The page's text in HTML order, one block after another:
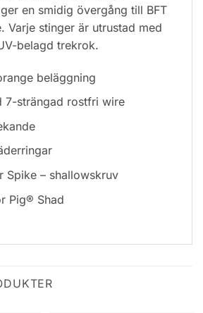
en smidig övergång till BFT
Varje stinger är utrustad med
belagd trekrok.
beläggning
7-strängad rostfri wire
Spike – shallowskruv
Pig® Shad